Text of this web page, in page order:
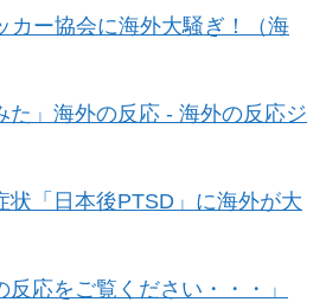
カー協会に海外大騒ぎ！（海
た」海外の反応 - 海外の反応ジ
「日本後PTSD」に海外が大
応をご覧ください・・・」